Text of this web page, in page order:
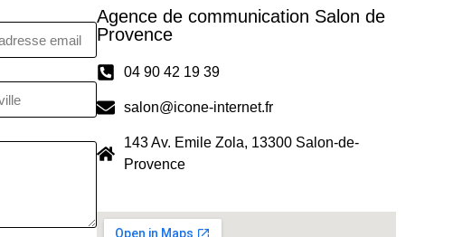
Agence de communication Salon de
Provence
04 90 42 19 39
salon@icone-internet.fr
143 Av. Emile Zola, 13300 Salon-de-
Provence